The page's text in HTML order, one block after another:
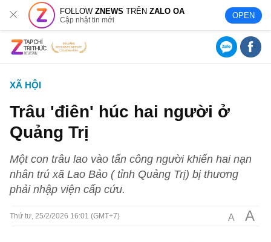
FOLLOWZNEWS TRÊNZALO OA
Cập nhật tin mới OPEN
XÃ HỘI
Trâu 'điên' húc hai người ở
Quảng Trị
Một con trâu lao vào tấn công người khiến hai nạn
nhân trú xã Lao Bảo ( tỉnh Quảng Trị) bị thương
phải nhập viện cấp cứu.
Thứ tư, 25/2/2026 16:01 (GMT+7) A A